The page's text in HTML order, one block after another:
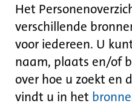
Het
verschillende
voor iedereen. U
naam, plaats en/of
over hoe u zoekt en
vindt u in het